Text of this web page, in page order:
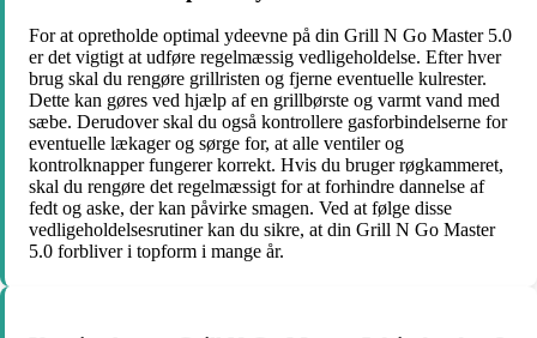
For at opretholde optimal ydeevne på din Grill N Go Master 5.0
er det vigtigt at udføre regelmæssig vedligeholdelse. Efter hver
brug skal du rengøre grillristen og fjerne eventuelle kulrester.
Dette kan gøres ved hjælp af en grillbørste og varmt vand med
sæbe. Derudover skal du også kontrollere gasforbindelserne for
eventuelle lækager og sørge for, at alle ventiler og
kontrolknapper fungerer korrekt. Hvis du bruger røgkammeret,
skal du rengøre det regelmæssigt for at forhindre dannelse af
fedt og aske, der kan påvirke smagen. Ved at følge disse
vedligeholdelsesrutiner kan du sikre, at din Grill N Go Master
5.0 forbliver i topform i mange år.